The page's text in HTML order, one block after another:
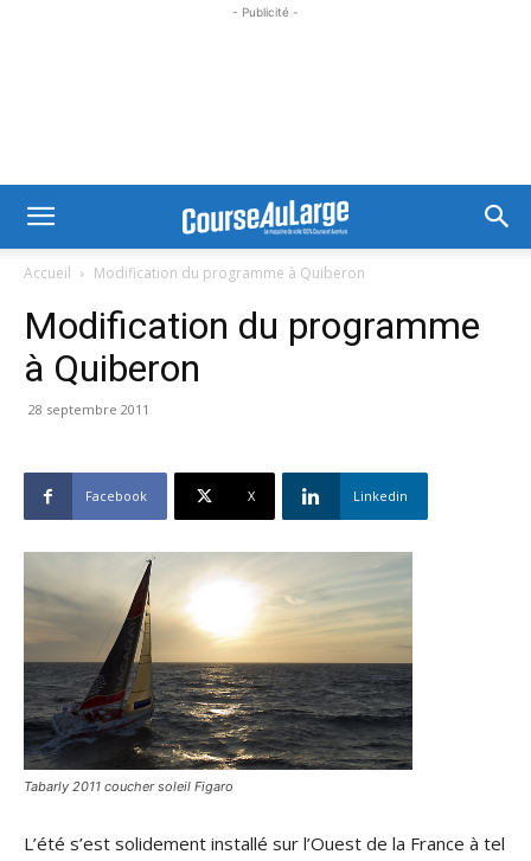
- Publicité -
Accueil Modification du programme à Quiberon
Modification du programme
à Quiberon
28 septembre 2011
Facebook X Linkedin
Tabarly 2011 coucher soleil Figaro
L’été s’est solidement installé sur l’Ouest de la France à tel